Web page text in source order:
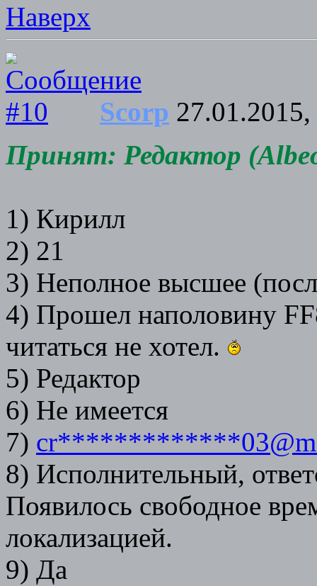
Наверх
Scorp
Принят: Редактор
1) Кирилл
2) 21
3) Неполное высшее
4) Прошел наполовину
читаться не хотел.
5) Редактор
6) Не имеется
7)
8) Исполнительный,
Появилось свободное
локализацией.
9) Да